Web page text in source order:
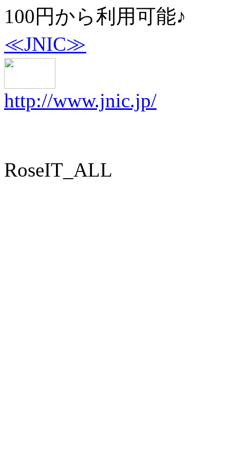
100円から利用可能♪
≪JNIC≫
http://www.jnic.jp/
RoseIT_ALL